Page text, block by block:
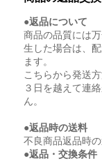
●返品について
商品の品質には
生した場合は、
ます。
こちらから発送
３日を越えて連
ん。
●返品時の送料
不良商品返品時
●返品・交換条件